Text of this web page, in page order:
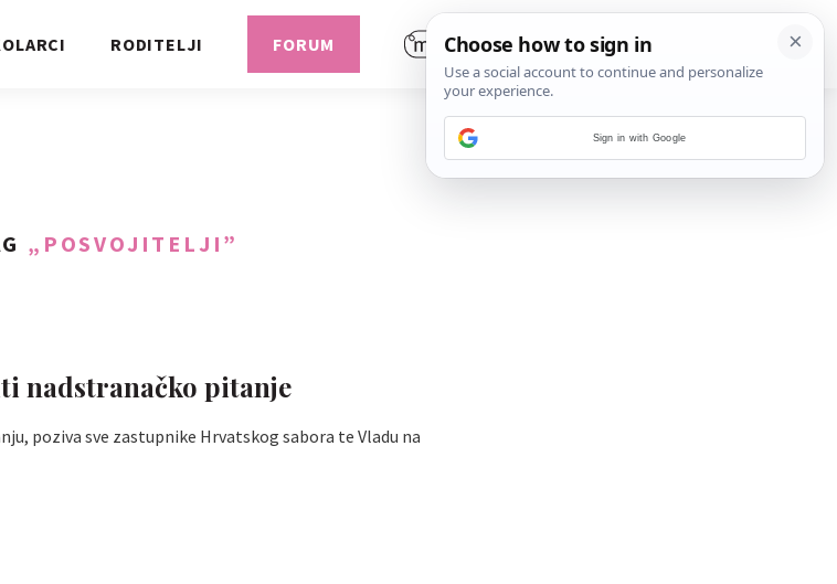
RODITELJI FORUM
„POSVOJITELJI”
nadstranačko pitanje
poziva sve zastupnike Hrvatskog sabora te Vladu na
Sign in with Google